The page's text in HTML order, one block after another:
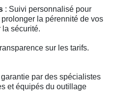
: Suivi personnalisé pour
la pérennité de vos
la sécurité.
sur les tarifs.
garantie par des spécialistes
et équipés du outillage